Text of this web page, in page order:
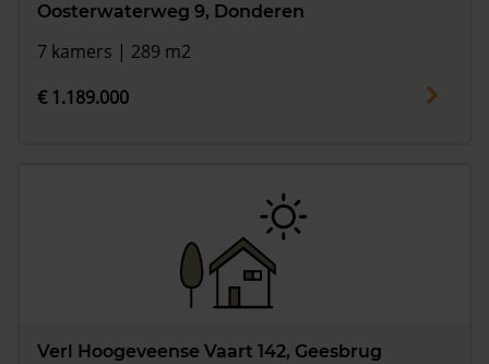
Oosterwaterweg 9, Donderen
7 kamers | 289 m2
€ 1.189.000
Verl Hoogeveense Vaart 142, Geesbrug